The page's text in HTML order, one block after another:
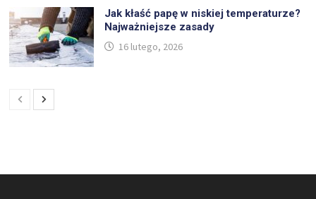
Jak kłaść papę w niskiej temperaturze?
Najważniejsze zasady
16 lutego, 2026